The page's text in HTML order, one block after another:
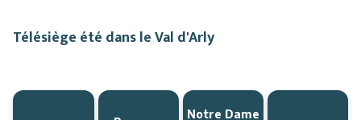
Télésiège été dans le Val d'Arly
Notre Dame